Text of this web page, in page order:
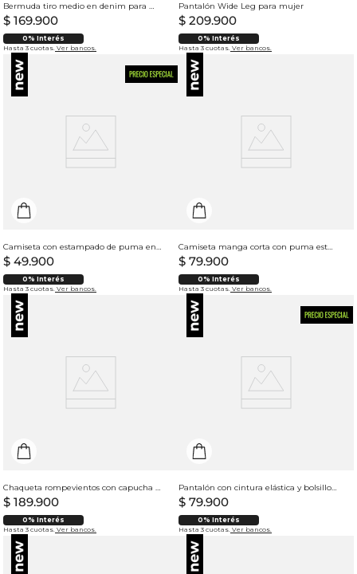
Bermuda tiro medio en denim para mujer
$ 169.900
0% Interés
Hasta 3 cuotas. Ver bancos.
Pantalón Wide Leg para mujer
$ 209.900
0% Interés
Hasta 3 cuotas. Ver bancos.
Camiseta con estampado de puma en punto corazón para mujer
$ 49.900
0% Interés
Hasta 3 cuotas. Ver bancos.
Camiseta manga corta con puma estampado para hombre
$ 79.900
0% Interés
Hasta 3 cuotas. Ver bancos.
Chaqueta rompevientos con capucha para hombre
$ 189.900
0% Interés
Hasta 3 cuotas. Ver bancos.
Pantalón con cintura elástica y bolsillos diagonales para mujer
$ 79.900
0% Interés
Hasta 3 cuotas. Ver bancos.